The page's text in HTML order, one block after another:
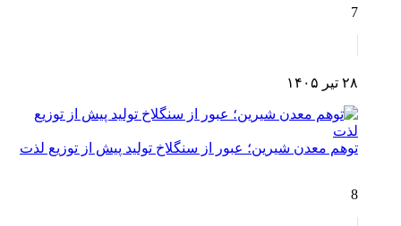
7
۲۸ تیر ۱۴۰۵
توهم معدن شیرین؛ عبور از سنگلاخ تولید پیش از توزیع لذت
8